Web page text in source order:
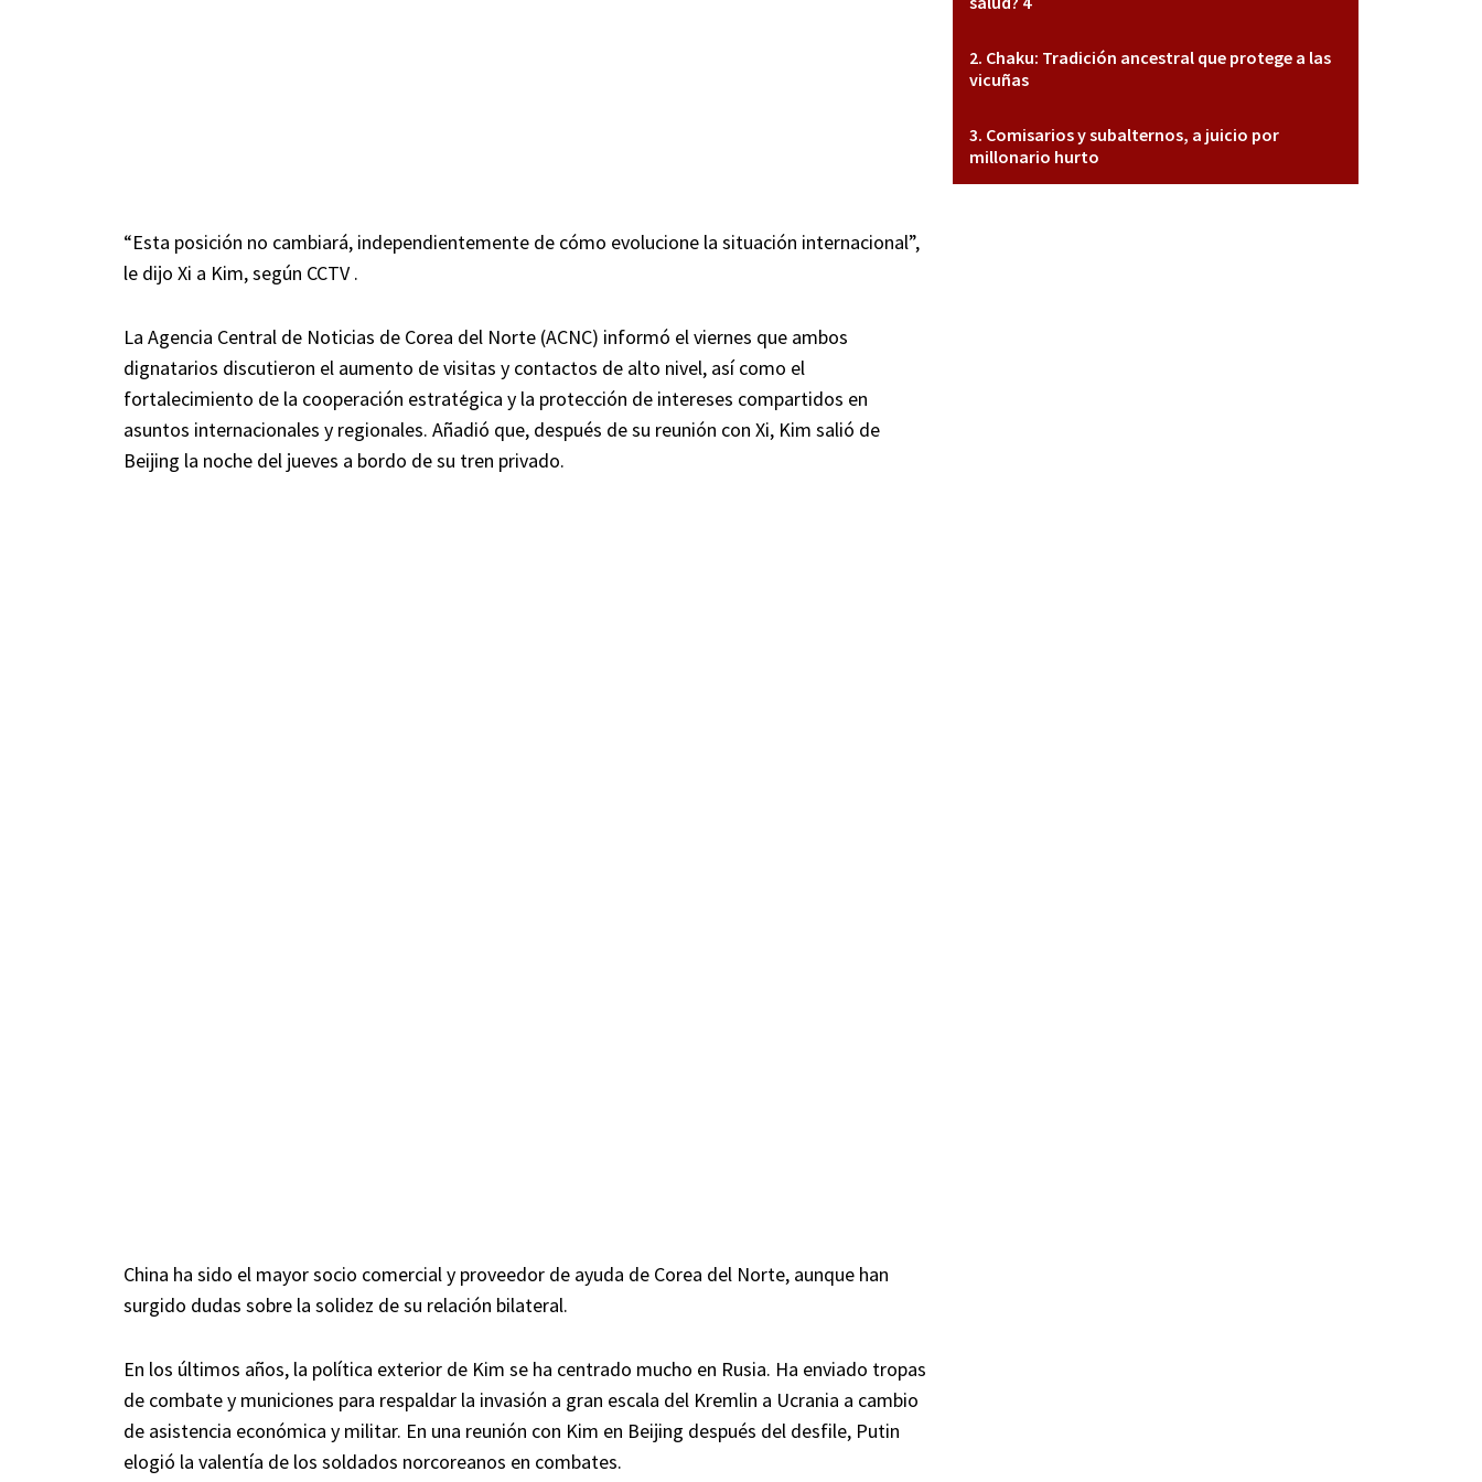
“Esta posición no cambiará, independientemente de cómo evolucione la situación internacional”,
le dijo Xi a Kim, según CCTV .
La Agencia Central de Noticias de Corea del Norte (ACNC) informó el viernes que ambos
dignatarios discutieron el aumento de visitas y contactos de alto nivel, así como el
fortalecimiento de la cooperación estratégica y la protección de intereses compartidos en
asuntos internacionales y regionales. Añadió que, después de su reunión con Xi, Kim salió de
Beijing la noche del jueves a bordo de su tren privado.
China ha sido el mayor socio comercial y proveedor de ayuda de Corea del Norte, aunque han
surgido dudas sobre la solidez de su relación bilateral.
En los últimos años, la política exterior de Kim se ha centrado mucho en Rusia. Ha enviado tropas
de combate y municiones para respaldar la invasión a gran escala del Kremlin a Ucrania a cambio
de asistencia económica y militar. En una reunión con Kim en Beijing después del desfile, Putin
elogió la valentía de los soldados norcoreanos en combates.
Chaku: Tradición ancestral que protege a las
vicuñas
Comisarios y subalternos, a juicio por
millonario hurto